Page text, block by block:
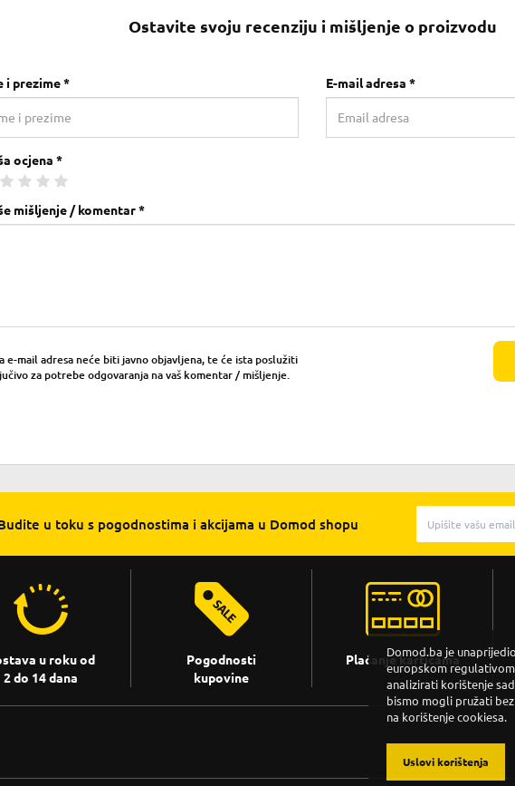
Ostavite svoju recenziju i mišljenje o proizvodu
i prezime * E-mail adresa *
ocjena *
mišljenje / komentar *
e-mail adresa neće biti javno objavljena, te će ista poslužiti
za potrebe odgovaranja na vaš komentar / mišljenje.
u toku s pogodnostima i akcijama u Domod shopu
u roku od
2 do 14 dana
Pogodnosti
kupovine
Plaćanje karticama
Domod.ba je
europskom
analizirati korištenje
bismo mogli pružati
na korištenje cookiesa.
Uslovi korištenja